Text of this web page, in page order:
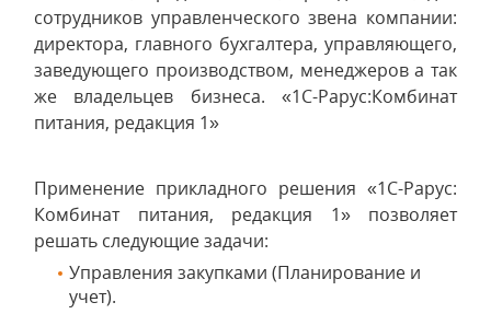
сотрудников управленческого звена компании:
директора, главного бухгалтера, управляющего,
заведующего производством, менеджеров а так
же владельцев бизнеса. «1С-Рарус:Комбинат
питания, редакция 1»
Применение прикладного решения «1С-Рарус:
Комбинат питания, редакция 1» позволяет
решать следующие задачи:
Управления закупками (Планирование и
учет).